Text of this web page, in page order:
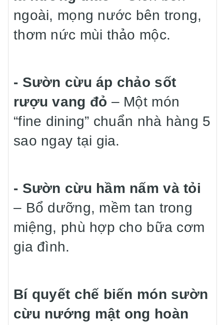
ngoài, mọng nước bên trong,
thơm nức mùi thảo mộc.
- Sườn cừu áp chảo sốt
rượu vang đỏ – Một món
“fine dining” chuẩn nhà hàng 5
sao ngay tại gia.
- Sườn cừu hầm nấm và tỏi
– Bổ dưỡng, mềm tan trong
miệng, phù hợp cho bữa cơm
gia đình.
Bí quyết chế biến món sườn
cừu nướng mật ong hoàn